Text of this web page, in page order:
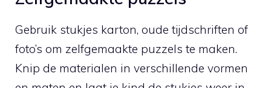
Gebruik ⁢stukjes ⁤karton, oude tijdschriften of
foto’s om zelfgemaakte puzzels te‍ maken.
Knip⁣ de materialen in verschillende vormen